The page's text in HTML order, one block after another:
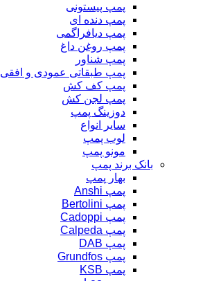
پمپ پیستونی
پمپ دنده ای
پمپ دیافراگمی
پمپ روغن داغ
پمپ شناور
پمپ طبقاتی عمودی و افقی
پمپ کف کش
پمپ لجن کش
دوزینگ پمپ
سایر انواع
لوب پمپ
مونو پمپ
بانک برند پمپ
بهار پمپ
پمپ Anshi
پمپ Bertolini
پمپ Cadoppi
پمپ Calpeda
پمپ DAB
پمپ Grundfos
پمپ KSB